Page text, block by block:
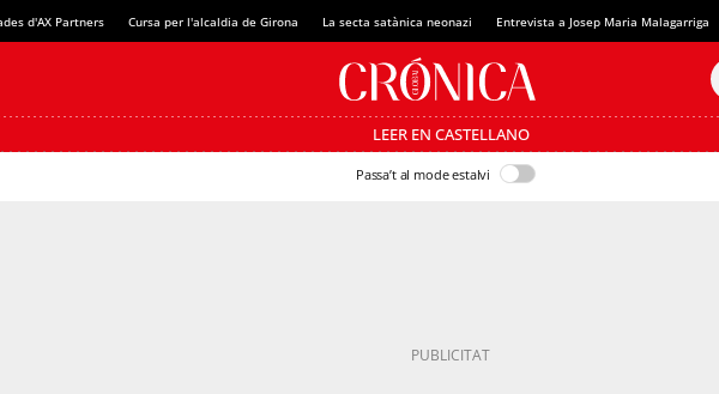
d'AX Partners Cursa per l'alcaldia de Girona La secta satànica neonazi Entrevista a Josep Maria Malagarriga
LEER EN CASTELLANO
Passa’t al mode estalvi